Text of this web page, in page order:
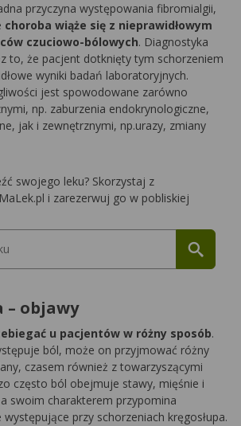
przyczyna występowania fibromialgii,
choroba wiąże się z nieprawidłowym
czuciowo-bólowych. Diagnostyka
to, że pacjent dotknięty tym schorzeniem
wyniki badań laboratoryjnych.
jest spowodowane zarówno
np. zaburzenia endokrynologiczne,
jak i zewnętrznymi, np.urazy, zmiany
swojego leku? Skorzystaj z
i zarezerwuj go w pobliskiej
– objawy
u pacjentów w różny sposób.
ból, może on przyjmować różny
czasem również z towarzyszącymi
często ból obejmuje stawy, mięśnie i
swoim charakterem przypomina
przy schorzeniach kręgosłupa.